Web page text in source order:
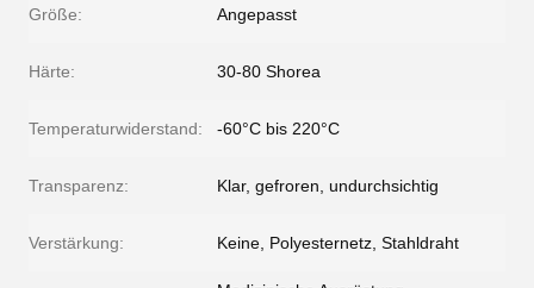
Größe: Angepasst
Härte: 30-80 Shorea
Temperaturwiderstand: -60°C bis 220°C
Transparenz: Klar, gefroren, undurchsichtig
Verstärkung: Keine, Polyesternetz, Stahldraht